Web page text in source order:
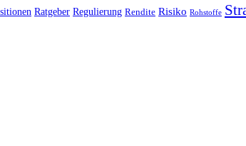
Ratgeber Regulierung Rendite Risiko Rohstoffe